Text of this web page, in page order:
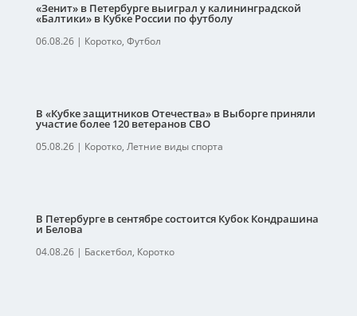
«Зенит» в Петербурге выиграл у калининградской
«Балтики» в Кубке России по футболу
06.08.26| Коротко, Футбол
В «Кубке защитников Отечества» в Выборге приняли
участие более 120 ветеранов СВО
05.08.26| Коротко, Летние виды спорта
В Петербурге в сентябре состоится Кубок Кондрашина
и Белова
04.08.26| Баскетбол, Коротко